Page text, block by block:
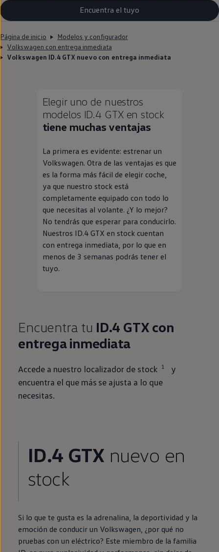
Encuentra el tuyo
Página de inicio
Modelos y configurador
Volkswagen con entrega inmediata
Volkswagen ID.4 GTX nuevo con entrega inmediata
Elegir uno de nuestros
modelos ID.4 GTX en stock
tiene muchas ventajas
La primera es evidente: estrenar un
Volkswagen. Otra de las ventajas es que
es la forma más fácil de elegir coche
ya que nuestro stockestá
completamente equipado con todo lo
que necesitas al volante. ¿Y lo mejor?
No tendrás que esperar para conducirlo.
Nuestros ID.4GTX en stockcuentan
con entrega inmediata , por lo que en
menos de 3 semanas podrás tener el
tuyo.
Encuentra tu ID.4 GTX con
entregainmediata
Accede a nuestro localizador de stock 1
y
encuentra el que más se ajusta a lo que
necesitas.
ID.4 GTX nuevo en
stock
Si lo que te gusta es la adrenalina, la deportividad y la
emoción de conducir un Volkswagen , ¿por qué no
pruebas con un eléctrico? Este miembro de la familia